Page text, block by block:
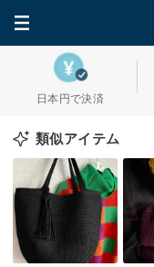
日本円で決済
類似アイテム